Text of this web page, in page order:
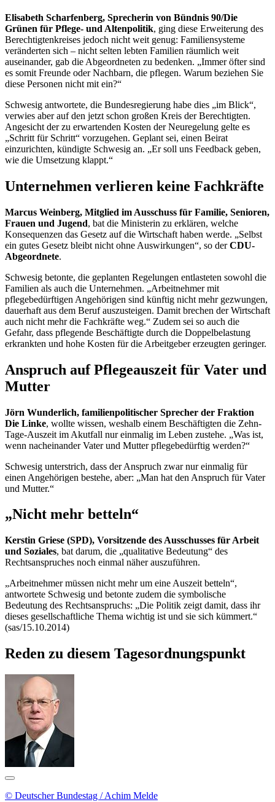
Elisabeth Scharfenberg, Sprecherin von Bündnis 90/Die
Grünen für Pflege- und Altenpolitik, ging diese Erweiterung des
Berechtigtenkreises jedoch nicht weit genug: Familiensysteme
veränderten sich – nicht selten lebten Familien räumlich weit
auseinander, gab die Abgeordneten zu bedenken. „Immer öfter sind
es somit Freunde oder Nachbarn, die pflegen. Warum beziehen Sie
diese Personen nicht mit ein?“
Schwesig antwortete, die Bundesregierung habe dies „im Blick“,
verwies aber auf den jetzt schon großen Kreis der Berechtigten.
Angesicht der zu erwartenden Kosten der Neuregelung gelte es
„Schritt für Schritt“ vorzugehen. Geplant sei, einen Beirat
einzurichten, kündigte Schwesig an. „Er soll uns Feedback geben,
wie die Umsetzung klappt.“
Unternehmen verlieren keine Fachkräfte
Marcus Weinberg, Mitglied im Ausschuss für Familie, Senioren,
Frauen und Jugend, bat die Ministerin zu erklären, welche
Konsequenzen das Gesetz auf die Wirtschaft haben werde. „Selbst
ein gutes Gesetz bleibt nicht ohne Auswirkungen“, so derCDU-
Abgeordnete.
Schwesig betonte, die geplanten Regelungen entlasteten sowohl die
Familien als auch die Unternehmen. „Arbeitnehmer mit
pflegebedürftigen Angehörigen sind künftig nicht mehr gezwungen,
dauerhaft aus dem Beruf auszusteigen. Damit brechen der Wirtschaft
auch nicht mehr die Fachkräfte weg.“ Zudem sei so auch die
Gefahr, dass pflegende Beschäftigte durch die Doppelbelastung
erkrankten und hohe Kosten für die Arbeitgeber erzeugten geringer.
Anspruch auf Pflegeauszeit für Vater und
Mutter
Jörn Wunderlich, familienpolitischer Sprecher der Fraktion
Die Linke, wollte wissen, weshalb einem Beschäftigten die Zehn-
Tage-Auszeit im Akutfall nur einmalig im Leben zustehe. „Was ist,
wenn nacheinander Vater und Mutter pflegebedürftig werden?“
Schwesig unterstrich, dass der Anspruch zwar nur einmalig für
einen Angehörigen bestehe, aber: „Man hat den Anspruch für Vater
und Mutter.“
„Nicht mehr betteln“
Kerstin Griese (SPD), Vorsitzende des Ausschusses für Arbeit
und Soziales, bat darum, die „qualitative Bedeutung“ des
Rechtsanspruches noch einmal näher auszuführen.
„Arbeitnehmer müssen nicht mehr um eine Auszeit betteln“,
antwortete Schwesig und betonte zudem die symbolische
Bedeutung des Rechtsanspruchs: „Die Politik zeigt damit, dass ihr
dieses gesellschaftliche Thema wichtig ist und sie sich kümmert.“
(sas/15.10.2014)
Reden zu diesem Tagesordnungspunkt
© Deutscher Bundestag / Achim Melde